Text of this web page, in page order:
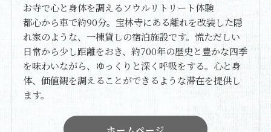
お寺で心と身体を調えるソウルリトリート体験
都心から車で約90分。宝林寺にある離れを改装した隠
れ家のような、一棟貸しの宿泊施設です。慌ただしい
日常から少し距離をおき、約700年の歴史と豊かな四季
を味わいながら、ゆっくりと深く呼吸をする。心と身
体、価値観を調えることができるような滞在を提供し
ます。
ホームページ